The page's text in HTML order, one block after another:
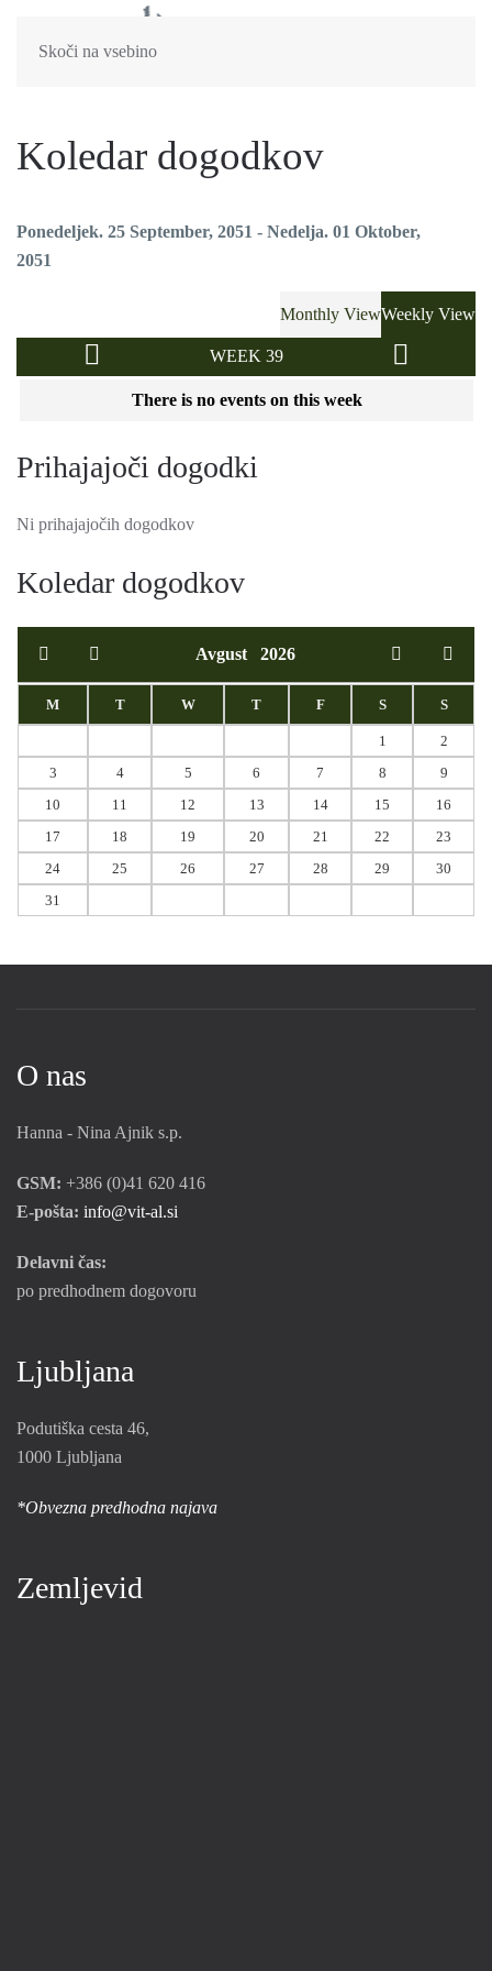
Skoči na vsebino
Koledar dogodkov
Ponedeljek. 25 September, 2051 - Nedelja. 01 Oktober,
2051
Monthly ViewWeekly View
WEEK 39
There is no events on this week
Prihajajoči dogodki
Ni prihajajočih dogodkov
Koledar dogodkov
Avgust 2026
M T W T F S S
1
2
3
4 5 6 7 8
9
10
11 12 13 14 15
16
17
18 19 20 21 22
23
24
25 26 27 28 29
30
31
O nas
Hanna - Nina Ajnik s.p.
GSM: +386 (0)41 620 416
E-pošta: info@vit-al.si
Delavni čas:
po predhodnem dogovoru
Ljubljana
Podutiška cesta 46,
1000 Ljubljana
*Obvezna predhodna najava
Zemljevid